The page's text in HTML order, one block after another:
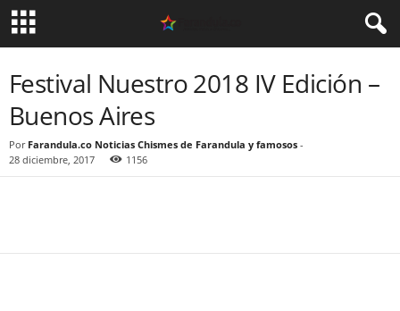
Festival Nuestro 2018 IV Edición –
Buenos Aires
Por Farandula.co Noticias Chismes de Farandula y famosos -
28 diciembre, 2017
1156